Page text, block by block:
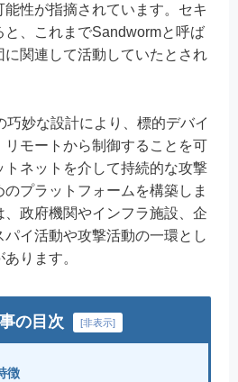
性が指摘されています。セキ
と、これまでSandwormと呼ば
に関連して活動していたとされ
妙な設計により、標的デバイ
リモートから制御することを可
ネットを介して持続的な攻撃
プラットフォームを構築しま
政府機関やインフラ施設、企
イ活動や攻撃活動の一環とし
ります。
の目次 [非表示]
徴